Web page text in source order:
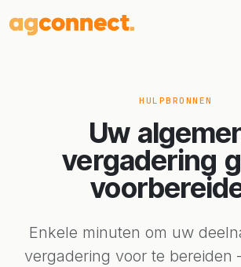
HULPBRONNEN
Uw
vergadering
Enkele minuten om uw
vergadering voor te bereiden